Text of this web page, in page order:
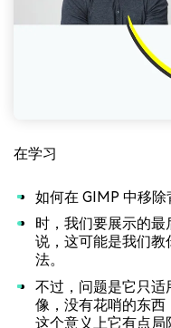
在学习
如何在 GIMP 中移除
时，我们要展示的
说，这可能是我们
法。
不过，问题是它只
像，没有花哨的东
这个意义上它有点局